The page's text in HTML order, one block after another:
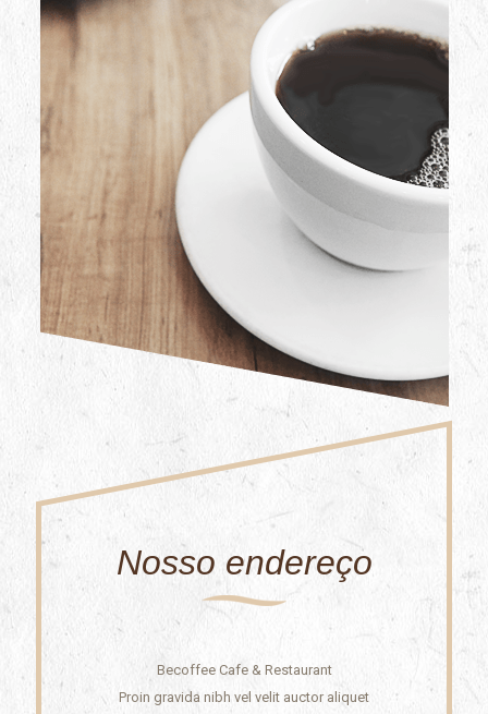
Nosso endereço
Becoffee Cafe & Restaurant
Proin gravida nibh vel velit auctor aliquet